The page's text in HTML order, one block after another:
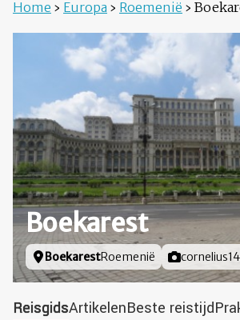
Home › Europa › Roemenië ›
Boekarest
Locatie
BoekarestRoemenië Foto door
cornelius14
ReisgidsArtikelenBeste reistijd